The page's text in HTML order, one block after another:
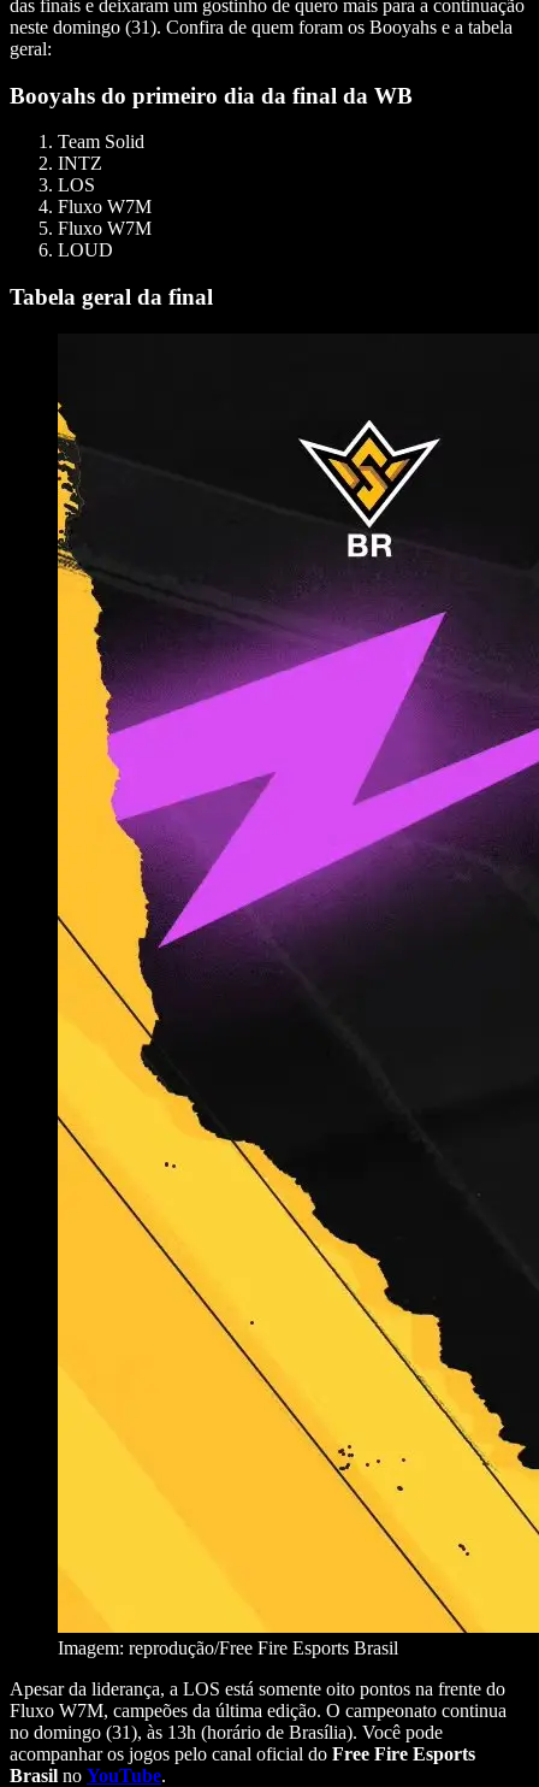
das finais e deixaram um gostinho de quero mais para a continuação
neste domingo (31). Confira de quem foram os Booyahs e a tabela
geral:
Booyahs do primeiro dia da final da WB
Team Solid
INTZ
LOS
Fluxo W7M
Fluxo W7M
LOUD
Tabela geral da final
Imagem: reprodução/Free Fire Esports Brasil
Apesar da liderança, a LOS está somente oito pontos na frente do
Fluxo W7M, campeões da última edição. O campeonato continua
no domingo (31), às 13h (horário de Brasília). Você pode
acompanhar os jogos pelo canal oficial do Free Fire Esports
Brasil no YouTube.